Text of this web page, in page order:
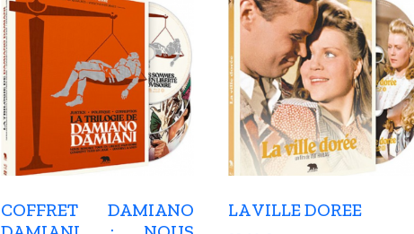
COFFRET DAMIANO
LA VILLE DOREE